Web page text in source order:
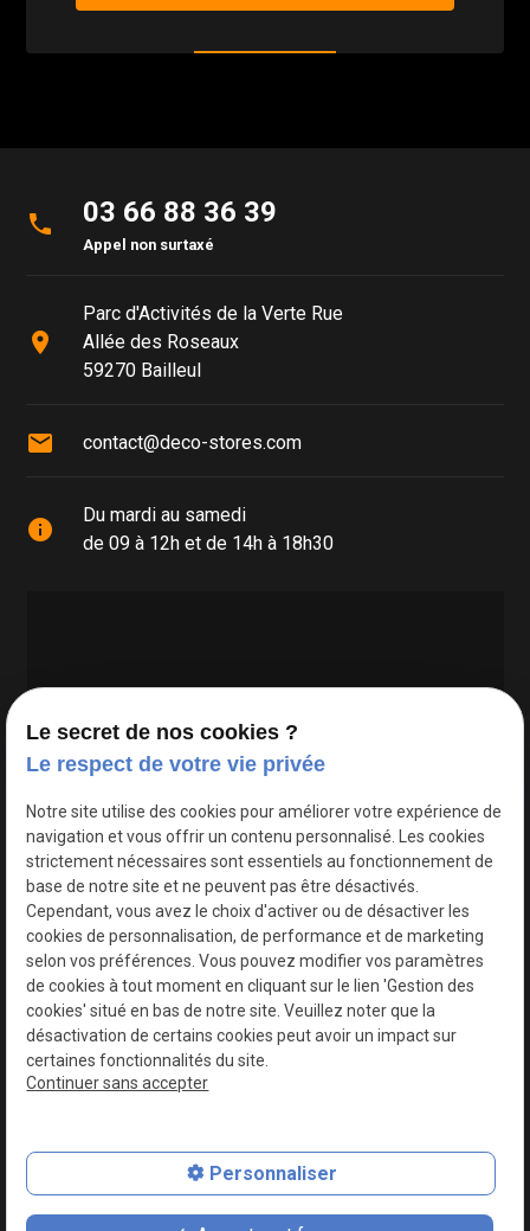
phone 03 66 88 36 39
Appel non surtaxé
place
Parc d'Activités de la Verte Rue
Allée des Roseaux
59270 Bailleul
mail contact@deco-stores.com
info
Du mardi au samedi
de 09 à 12h et de 14h à 18h30
Google Maps Search API est désactivé.
Plan du site
Mentions légales
Le secret de nos cookies ?
Le respect de votre vie privée
Notre site utilise des cookies pour améliorer votre expérience de
navigation et vous offrir un contenu personnalisé. Les cookies
strictement nécessaires sont essentiels au fonctionnement de
base de notre site et ne peuvent pas être désactivés.
Cependant, vous avez le choix d'activer ou de désactiver les
cookies de personnalisation, de performance et de marketing
selon vos préférences. Vous pouvez modifier vos paramètres
de cookies à tout moment en cliquant sur le lien 'Gestion des
cookies' situé en bas de notre site. Veuillez noter que la
désactivation de certains cookies peut avoir un impact sur
certaines fonctionnalités du site.
Continuer sans accepter
Personnaliser